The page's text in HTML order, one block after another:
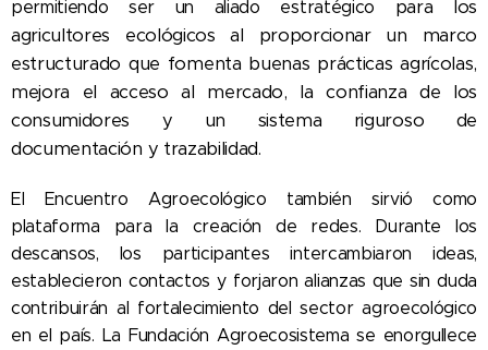
permitiendo ser un aliado estratégico para los
agricultores ecológicos al proporcionar un marco
estructurado que fomenta buenas prácticas agrícolas,
mejora el acceso al mercado, la confianza de los
consumidores y un sistema riguroso de
documentación y trazabilidad.
El Encuentro Agroecológico también sirvió como
plataforma para la creación de redes. Durante los
descansos, los participantes intercambiaron ideas,
establecieron contactos y forjaron alianzas que sin duda
contribuirán al fortalecimiento del sector agroecológico
en el país. La Fundación Agroecosistema se enorgullece